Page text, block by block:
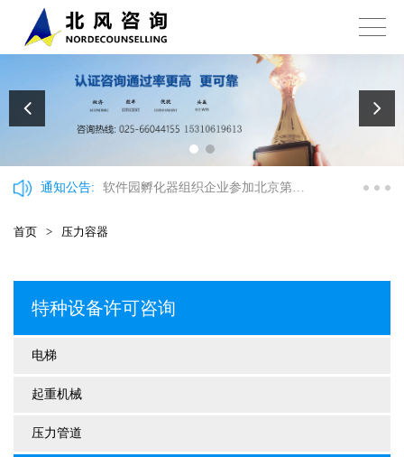
通知公告:
软件园孵化器组织企业参加北京第十
首页 > 压力容器
特种设备许可咨询
电梯
起重机械
压力管道